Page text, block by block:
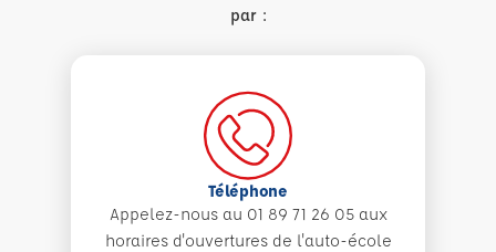
par :
Téléphone
Appelez-nous au 01 89 71 26 05 aux
horaires d'ouvertures de l'auto-école